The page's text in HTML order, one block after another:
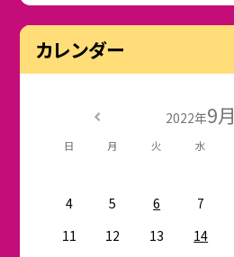
カレンダー
2022年9月
日 月 火 水
4
5 6 7
11
12 13 14